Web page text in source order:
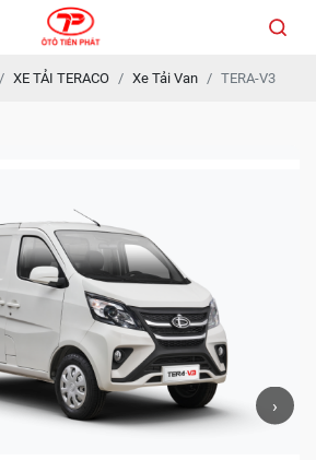
XE TẢI TERACO Xe Tải Van TERA-V3
›